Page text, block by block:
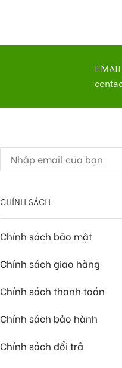
EMAIL
CHÍNH SÁCH
Chính sách bảo mật
Chính sách giao hàng
Chính sách thanh toán
Chính sách bảo hành
Chính sách đổi trả